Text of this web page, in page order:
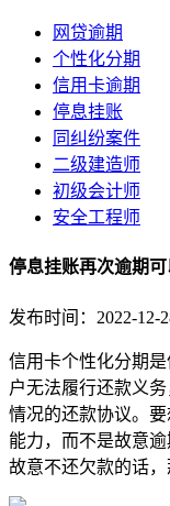
网贷逾期
个性化分期
信用卡逾期
停息挂账
同纠纷案件
二级建造师
初级会计师
安全工程师
停息挂账再次逾期
发布时间：2022-12-
信用卡个性化分期
户无法履行还款义
情况的还款协议。
能力，而不是故意
故意不还欠款的话，